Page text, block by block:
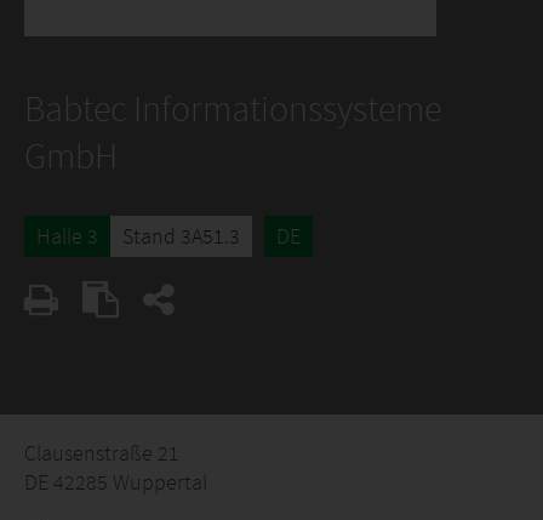
Babtec Informationssysteme
GmbH
Halle 3 Stand 3A51.3 DE
Clausenstraße 21
DE 42285 Wuppertal